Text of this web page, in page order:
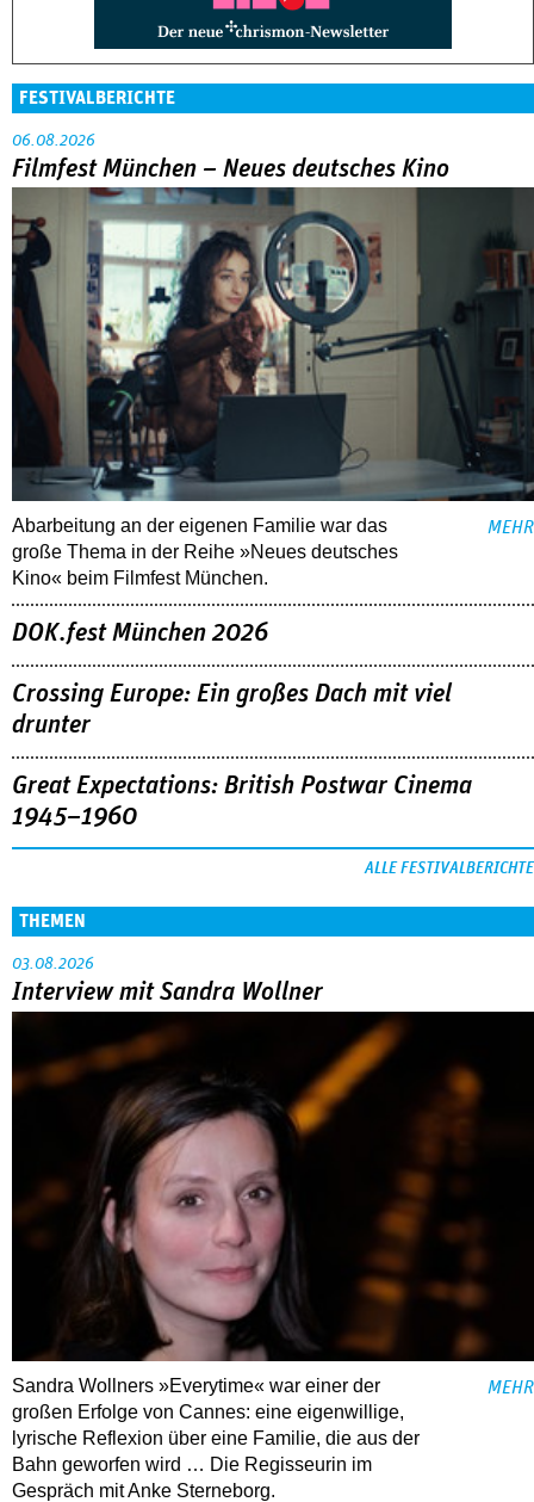
FESTIVALBERICHTE
06.08.2026
Filmfest München – Neues deutsches Kino
Abarbeitung an der eigenen Familie war das
große Thema in der Reihe »Neues deutsches
Kino« beim Filmfest München.
MEHR
DOK.fest München 2026
Crossing Europe: Ein großes Dach mit viel
drunter
Great Expectations: British Postwar Cinema
1945–1960
ALLE FESTIVALBERICHTE
THEMEN
03.08.2026
Interview mit Sandra Wollner
Sandra Wollners »Everytime« war einer der
großen Erfolge von Cannes: eine eigenwillige,
lyrische Reflexion über eine ­Familie, die aus der
Bahn geworfen wird … Die Regisseurin im
Gespräch mit Anke Sterneborg.
MEHR